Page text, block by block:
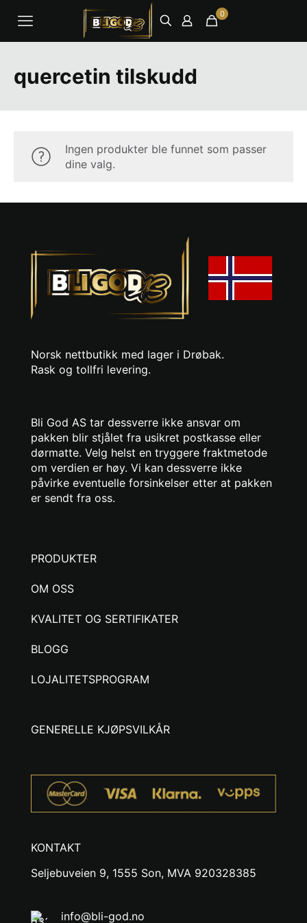
0
quercetin tilskudd
Ingen produkter ble funnet som passer
dine valg.
Norsk nettbutikk med lager i Drøbak.
Rask og tollfri levering.
Bli God AS tar dessverre ikke ansvar om
pakken blir stjålet fra usikret postkasse eller
dørmatte. Velg helst en tryggere fraktmetode
om verdien er høy. Vi kan dessverre ikke
påvirke eventuelle forsinkelser etter at pakken
er sendt fra oss.
PRODUKTER
OM OSS
KVALITET OG SERTIFIKATER
BLOGG
LOJALITETSPROGRAM
GENERELLE KJØPSVILKÅR
KONTAKT
Seljebuveien 9, 1555 Son, MVA 920328385
info@bli-god.no